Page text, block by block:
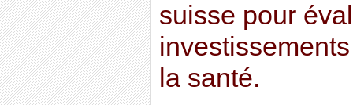
suisse pour
la santé.